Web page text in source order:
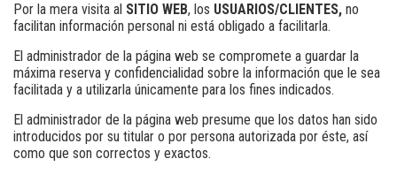
Por la mera visita al SITIO WEB, los USUARIOS/CLIENTES, no
facilitan información personal ni está obligado a facilitarla.
El administrador de la página web se compromete a guardar la
máxima reserva y confidencialidad sobre la información que le sea
facilitada y a utilizarla únicamente para los fines indicados.
El administrador de la página web presume que los datos han sido
introducidos por su titular o por persona autorizada por éste, así
como que son correctos y exactos.